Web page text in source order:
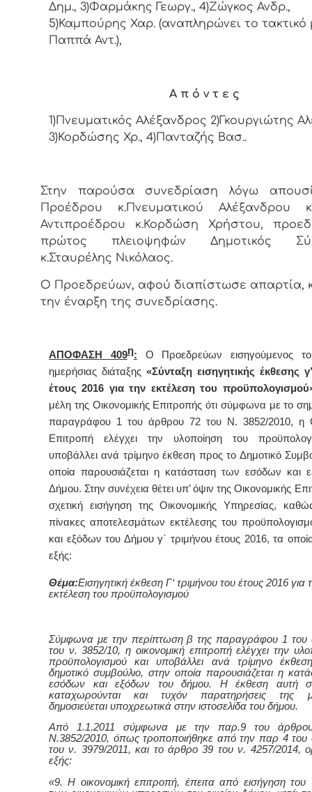
Δημ., 3)Φαρμάκης Γεωργ., 4)Ζώγκος Ανδρ.,
5)Καμπούρης Χαρ. (αναπληρώνει το τακτικό
Παππά Αντ.),
Α π ό ν τ ε ς
1)Πνευματικός Αλέξανδρος 2)Γκουργιώτης
3)Κορδώσης Χρ., 4)Πανταζής Βασ..
Στην παρούσα συνεδρίαση λόγω
Προέδρου κ.Πνευματικού Αλέξανδρου
Αντιπροέδρου κ.Κορδώση Χρήστου,
πρώτος πλειοψηφών Δημοτικός
κ.Σταυρέλης Νικόλαος.
Ο Προεδρεύων, αφού διαπίστωσε απαρτία,
την έναρξη της συνεδρίασης.
ΑΠΟΦΑΣΗ 409η: Ο Προεδρεύων εισηγούμενος
ημερήσιας διάταξης«Σύνταξη εισηγητικής έκθεσης
έτους 2016 για την εκτέλεση του
μέλη της Οικονομικής Επιτροπής ότι σύμφωνα με το
παραγράφου 1 του άρθρου 72 του Ν. 3852/2010, η
Επιτροπή ελέγχει την υλοποίηση του
υποβάλλει ανά τρίμηνο έκθεση προς το Δημοτικό
οποία παρουσιάζεται η κατάσταση των εσόδων και
Δήμου. Στην συνέχεια θέτει υπ’ όψιν της Οικονομικής
σχετική εισήγηση της Οικονομικής Υπηρεσίας,
πίνακες αποτελεσμάτων εκτέλεσης του
και εξόδων του Δήμου γ΄ τριμήνου έτους 2016, τα
εξής:
Θέμα:Εισηγητική έκθεση Γ‘ τριμήνου του έτους 2016 για
εκτέλεση του προϋπολογισμού
Σύμφωνα με την περίπτωση β της παραγράφου 1 του
του ν. 3852/10, η οικονομική επιτροπή ελέγχει την
προϋπολογισμού και υποβάλλει ανά τρίμηνο
δημοτικό συμβούλιο, στην οποία παρουσιάζεται η
εσόδων και εξόδων του δήμου. Η έκθεση αυτή
καταχωρούνται και τυχόν παρατηρήσεις της
δημοσιεύεται υποχρεωτικά στην ιστοσελίδα του δήμου.
Από 1.1.2011 σύμφωνα με την παρ.9 του
Ν.3852/2010, όπως τροποποιήθηκε από την παρ 4 του
του ν. 3979/2011, και το άρθρο 39 του ν. 4257/2014,
εξής:
«9. Η οικονομική επιτροπή, έπειτα από εισήγηση του